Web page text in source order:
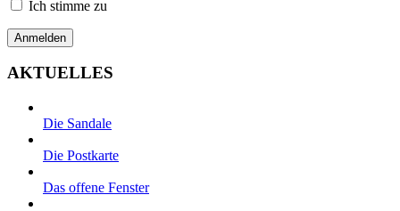
Ich stimme zu
AKTUELLES
Die Sandale
Die Postkarte
Das offene Fenster